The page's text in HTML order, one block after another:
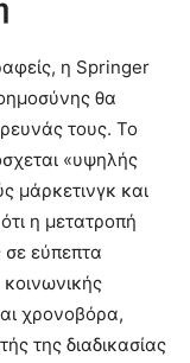
η Springer
θα
τους. Το
«υψηλής
μάρκετινγκ και
η μετατροπή
σε εύπεπτα
χρονοβόρα,
της διαδικασίας